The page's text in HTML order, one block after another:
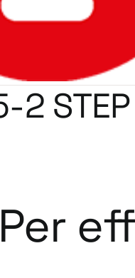
2 STEP
Per